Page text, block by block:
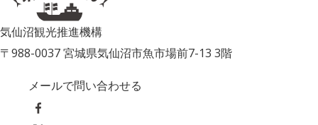
気仙沼観光推進機構
〒988-0037 宮城県気仙沼市魚市場前7-13 3階
メールで問い合わせる